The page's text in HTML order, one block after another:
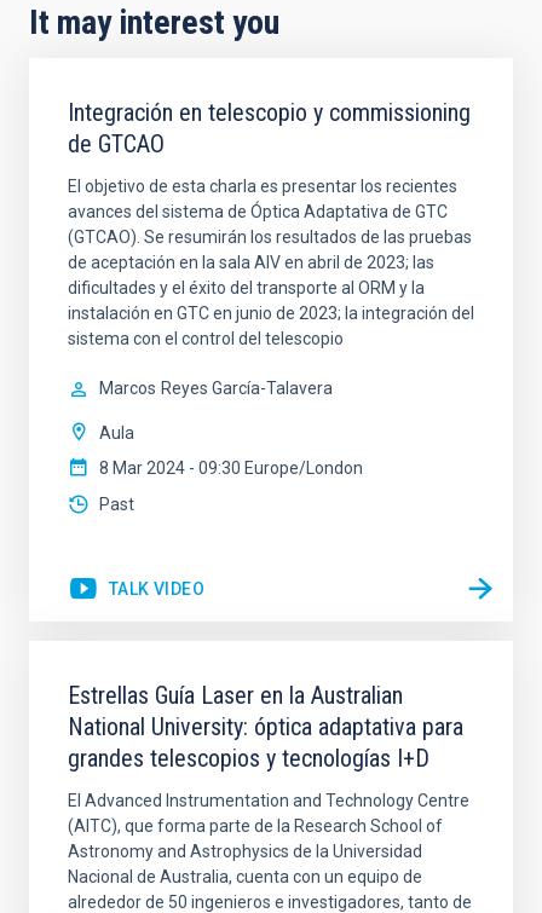
It may interest you
Integración en telescopio y commissioning
de GTCAO
El objetivo de esta charla es presentar los recientes
avances del sistema de Óptica Adaptativa de GTC
(GTCAO). Se resumirán los resultados de las pruebas
de aceptación en la sala AIV en abril de 2023; las
dificultades y el éxito del transporte al ORM y la
instalación en GTC en junio de 2023; la integración del
sistema con el control del telescopio
Marcos Reyes García-Talavera
Aula
8 Mar 2024 - 09:30 Europe/London
Past
TALK VIDEO
Estrellas Guía Laser en la Australian
National University: óptica adaptativa para
grandes telescopios y tecnologías I+D
El Advanced Instrumentation and Technology Centre
(AITC), que forma parte de la Research School of
Astronomy and Astrophysics de la Universidad
Nacional de Australia, cuenta con un equipo de
alrededor de 50 ingenieros e investigadores, tanto de